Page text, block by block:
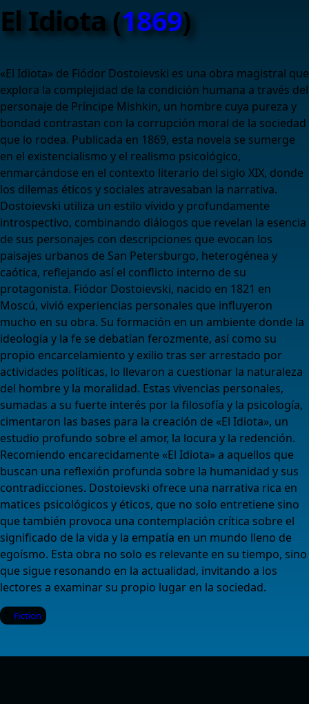
El Idiota (1869)
«El Idiota» de Fiódor Dostoievski es una obra magistral que
explora la complejidad de la condición humana a través del
personaje de Príncipe Mishkin, un hombre cuya pureza y
bondad contrastan con la corrupción moral de la sociedad
que lo rodea. Publicada en 1869, esta novela se sumerge
en el existencialismo y el realismo psicológico,
enmarcándose en el contexto literario del siglo XIX, donde
los dilemas éticos y sociales atravesaban la narrativa.
Dostoievski utiliza un estilo vívido y profundamente
introspectivo, combinando diálogos que revelan la esencia
de sus personajes con descripciones que evocan los
paisajes urbanos de San Petersburgo, heterogénea y
caótica, reflejando así el conflicto interno de su
protagonista. Fiódor Dostoievski, nacido en 1821 en
Moscú, vivió experiencias personales que influyeron
mucho en su obra. Su formación en un ambiente donde la
ideología y la fe se debatían ferozmente, así como su
propio encarcelamiento y exilio tras ser arrestado por
actividades políticas, lo llevaron a cuestionar la naturaleza
del hombre y la moralidad. Estas vivencias personales,
sumadas a su fuerte interés por la filosofía y la psicología,
cimentaron las bases para la creación de «El Idiota», un
estudio profundo sobre el amor, la locura y la redención.
Recomiendo encarecidamente «El Idiota» a aquellos que
buscan una reflexión profunda sobre la humanidad y sus
contradicciones. Dostoievski ofrece una narrativa rica en
matices psicológicos y éticos, que no solo entretiene sino
que también provoca una contemplación crítica sobre el
significado de la vida y la empatía en un mundo lleno de
egoísmo. Esta obra no solo es relevante en su tiempo, sino
que sigue resonando en la actualidad, invitando a los
lectores a examinar su propio lugar en la sociedad.
Fiction